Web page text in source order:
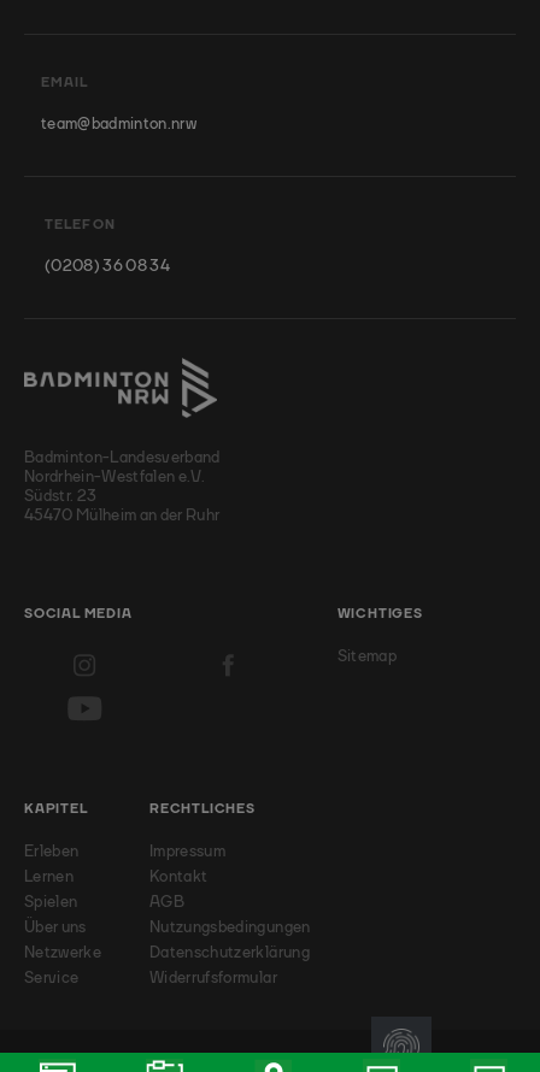
EMAIL
team@badminton.nrw
TELEFON
(0208) 36 08 34
Badminton-Landesverband
Nordrhein-Westfalen e.V.
Südstr. 23
45470 Mülheim an der Ruhr
SOCIAL MEDIA WICHTIGES
Sitemap
KAPITEL
Erleben
Lernen
Spielen
Über uns
Netzwerke
Service
RECHTLICHES
Impressum
Kontakt
AGB
Nutzungsbedingungen
Datenschutzerklärung
Widerrufsformular
© 2026 - Badminton-Landesverband NRW e.V.